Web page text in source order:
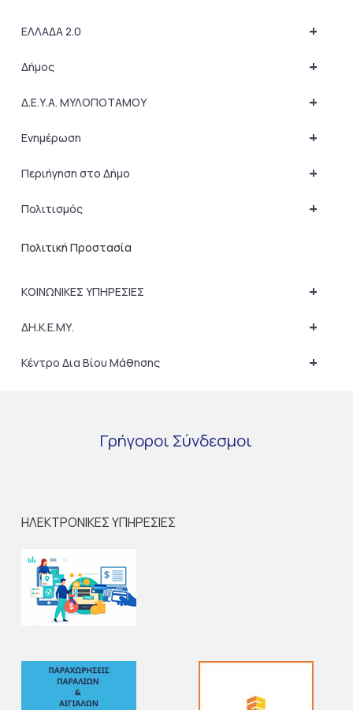
+
ΕΛΛΑΔΑ 2.0
+
Δήμος
+
Δ.Ε.Υ.Α. ΜΥΛΟΠΟΤΑΜΟΥ
+
Ενημέρωση
+
Περιήγηση στο Δήμο
+
Πολιτισμός
Πολιτική Προστασία
+
ΚΟΙΝΩΝΙΚΕΣ ΥΠΗΡΕΣΙΕΣ
+
ΔΗ.Κ.Ε.ΜΥ.
+
Κέντρο Δια Βίου Μάθησης
Γρήγοροι Σύνδεσμοι
ΗΛΕΚΤΡΟΝΙΚΕΣ ΥΠΗΡΕΣΙΕΣ